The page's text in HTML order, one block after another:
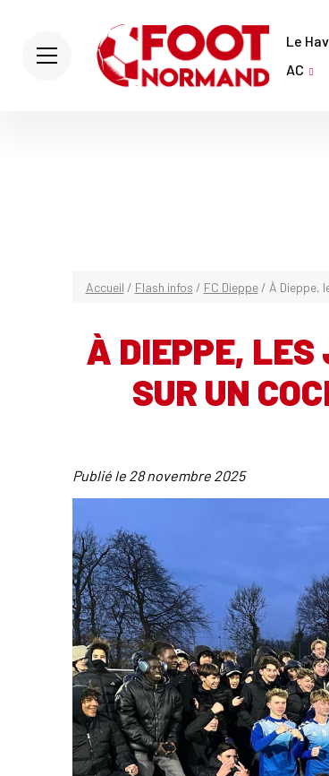
Le
AC
Accueil / Flash infos / FC Dieppe/ À Dieppe,
À DIEPPE, LES
SUR UN
Publié le 28 novembre 2025